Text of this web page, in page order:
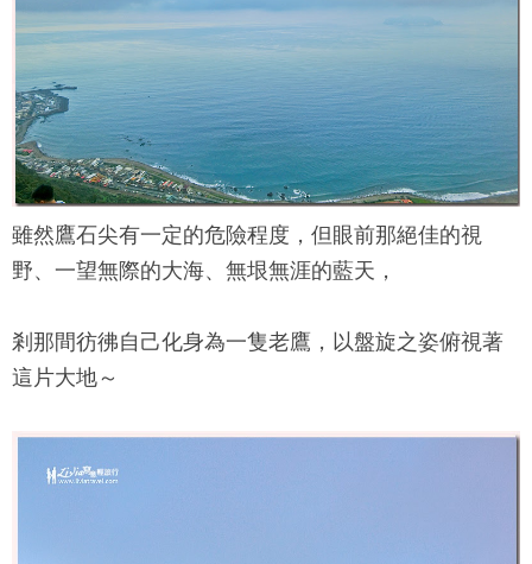
雖然鷹石尖有一定的危險程度，但眼前那絕佳的視
野、一望無際的大海、無垠無涯的藍天，
剎那間彷彿自己化身為一隻老鷹，以盤旋之姿俯視著
這片大地～